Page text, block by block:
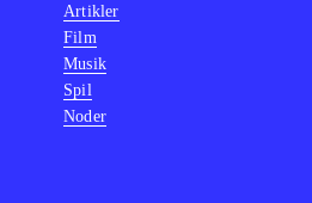
Artikler
Film
Musik
Spil
Noder